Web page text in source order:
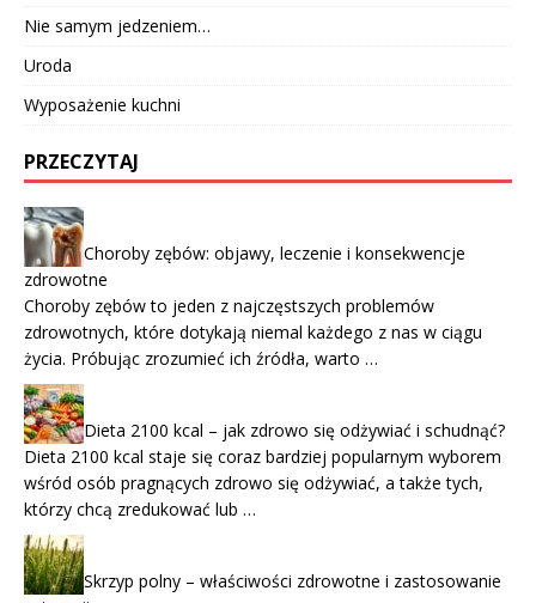
Nie samym jedzeniem…
Uroda
Wyposażenie kuchni
PRZECZYTAJ
Choroby zębów: objawy, leczenie i konsekwencje
zdrowotne
Choroby zębów to jeden z najczęstszych problemów
zdrowotnych, które dotykają niemal każdego z nas w ciągu
życia. Próbując zrozumieć ich źródła, warto …
Dieta 2100 kcal – jak zdrowo się odżywiać i schudnąć?
Dieta 2100 kcal staje się coraz bardziej popularnym wyborem
wśród osób pragnących zdrowo się odżywiać, a także tych,
którzy chcą zredukować lub …
Skrzyp polny – właściwości zdrowotne i zastosowanie